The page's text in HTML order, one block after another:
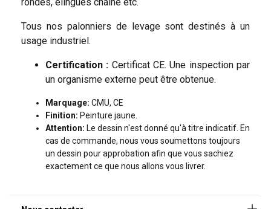
Tous nos palonniers de levage sont destinés à un
usage industriel.
Certification : Certificat CE. Une inspection par
un organisme externe peut être obtenue.
Marquage: CMU, CE
Finition: Peinture jaune.
Attention: Le dessin n'est donné qu'à titre indicatif. En
cas de commande, nous vous soumettons toujours
un dessin pour approbation afin que vous sachiez
exactement ce que nous allons vous livrer.
ce formulaire !
Remplissez les champs suivants pour que nous
puissions vous recontacter dans les plus brefs délais.
Indiquez précisément dans le champ "Message" le
produit ou service que vous recherchez ainsi que tous
les éléments susceptibles de nous aider à trouver la
solution la plus adaptée à votre besoin.
Documents additionnels
cahier-des-charges-palonniers.pdf